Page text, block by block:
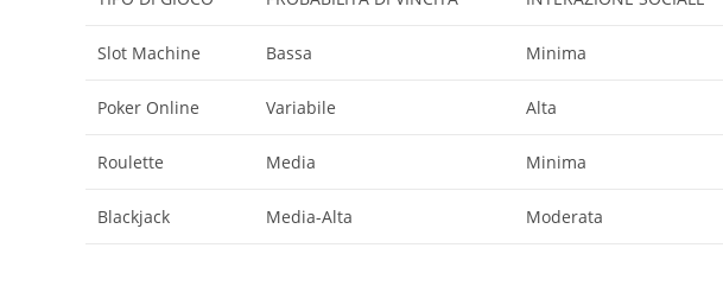
Slot Machine Bassa Minima
Poker Online Variabile Alta
Roulette Media Minima
Blackjack Media-Alta Moderata